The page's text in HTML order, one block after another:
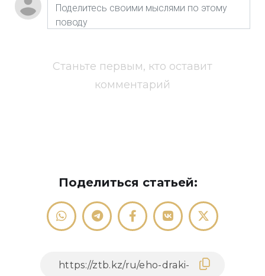
Станьте первым, кто оставит
комментарий
Поделиться статьей: